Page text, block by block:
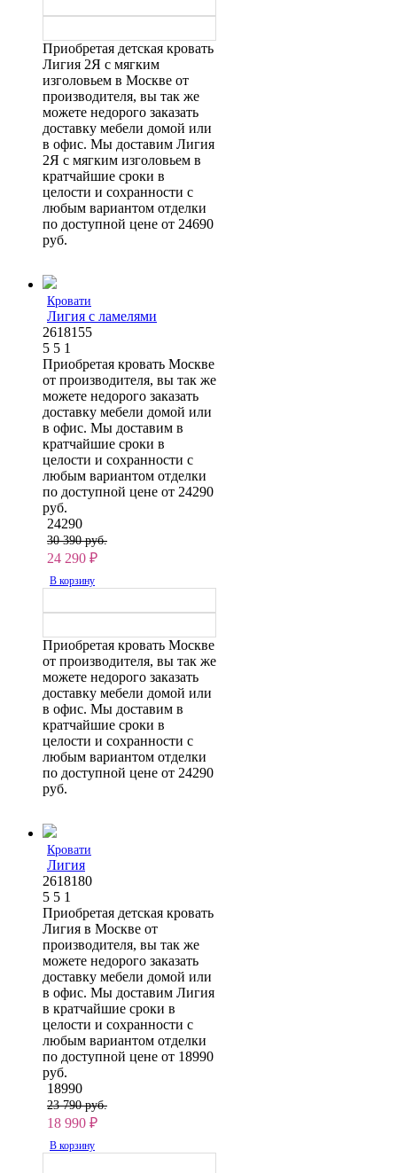
Приобретая детская кровать
Лигия 2Я с мягким
изголовьем в Москве от
производителя, вы так же
можете недорого заказать
доставку мебели домой или
в офис. Мы доставим Лигия
2Я с мягким изголовьем в
кратчайшие сроки в
целости и сохранности с
любым вариантом отделки
по доступной цене от 24690
руб.
Кровати
Лигия с ламелями
2618155
5 5 1
Приобретая кровать Москве
от производителя, вы так же
можете недорого заказать
доставку мебели домой или
в офис. Мы доставим в
кратчайшие сроки в
целости и сохранности с
любым вариантом отделки
по доступной цене от 24290
руб.
24290
30 390 руб.
24 290 ₽
В корзину
Приобретая кровать Москве
от производителя, вы так же
можете недорого заказать
доставку мебели домой или
в офис. Мы доставим в
кратчайшие сроки в
целости и сохранности с
любым вариантом отделки
по доступной цене от 24290
руб.
Кровати
Лигия
2618180
5 5 1
Приобретая детская кровать
Лигия в Москве от
производителя, вы так же
можете недорого заказать
доставку мебели домой или
в офис. Мы доставим Лигия
в кратчайшие сроки в
целости и сохранности с
любым вариантом отделки
по доступной цене от 18990
руб.
18990
23 790 руб.
18 990 ₽
В корзину